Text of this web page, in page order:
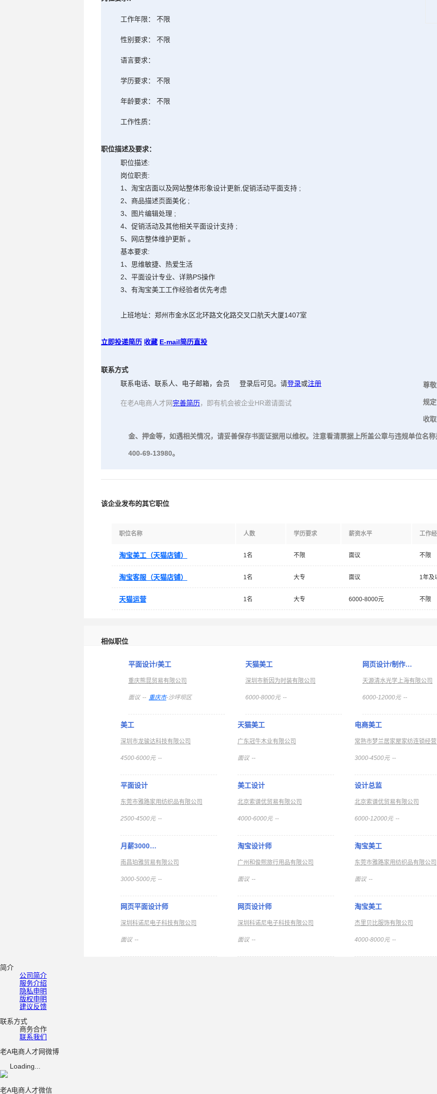
工作年限： 不限
性别要求： 不限
语言要求：
学历要求： 不限
年龄要求： 不限
工作性质：
职位描述及要求：
职位描述:
岗位职责:
1、淘宝店面以及网站整体形象设计更新,促销活动平面支持 ;
2、商品描述页面美化 ;
3、图片编辑处理 ;
4、促销活动及其他相关平面设计支持 ;
5、网店整体维护更新 。
基本要求:
1、思维敏捷、热爱生活
2、平面设计专业、详熟PS操作
3、有淘宝美工工作经验者优先考虑
上班地址：郑州市金水区北环路文化路交叉口航天大厦1407室
立即投递简历 收藏 E-mail简历直投
联系方式
联系电话、联系人、电子邮箱，会员
登录后可见。请登录或注册
在老A电商人才网完善简历，即有机会被企业HR邀请面试
尊
规
收
金、押金等，如遇相关情况，请妥善保存书面证据用以维权。注意看清票据上所盖公章与违规单位名称
400-69-13980。
该企业发布的其它职位
职位名称 人数 学历要求 薪资水平 工作
淘宝美工（天猫店铺） 1名 不限 面议 不限
淘宝客服（天猫店铺） 1名 大专 面议 1年及
天猫运营 1名 大专 6000-8000元 不限
相似职位
平面设计/美工
重庆熊昆贸易有限公司
面议 -- 重庆市-沙坪坝区
天猫美工
深圳市新因为时装有限公司
6000-8000元 --
网页设计/制作…
天源清水光学上海有限公司
6000-12000元 --
美工
深圳市龙骏达科技有限公司
4500-6000元 --
天猫美工
广东冠牛木业有限公司
面议 --
电商美工
3000-4500元 --
平面设计
东莞市雅路家用纺织品有限公司
2500-4500元 --
美工设计
北京索谱优贸易有限公司
4000-6000元 --
设计总监
北京索谱优贸易有限公司
6000-12000元 --
月薪3000…
南昌珀雅贸易有限公司
3000-5000元 --
淘宝设计师
广州和俊熙旅行用品有限公司
面议 --
淘宝美工
东莞市雅路家用纺织品有限公司
面议 --
网页平面设计师
深圳科诺尼电子科技有限公司
面议 --
网页设计师
深圳科诺尼电子科技有限公司
面议 --
淘宝美工
杰里贝比服饰有限公司
4000-8000元 --
简介
公司简介
服务介绍
隐私申明
版权申明
建议反馈
联系方式
商务合作
联系我们
老A电商人才网微博
Loading...
老A电商人才微信